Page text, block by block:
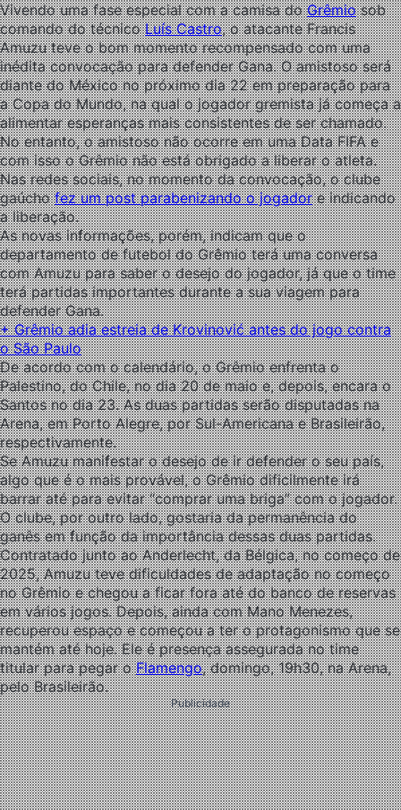
Vivendo uma fase especial com a camisa doGrêmiosob
comando do técnicoLuís Castro, o atacante Francis
Amuzu teve o bom momento recompensado com uma
inédita convocação para defender Gana. O amistoso será
diante do México no próximo dia 22 em preparação para
a Copa do Mundo, na qual o jogador gremista já começa a
alimentar esperanças mais consistentes de ser chamado.
No entanto, o amistoso não ocorre em uma Data FIFA e
com isso o Grêmio não está obrigado a liberar o atleta.
Nas redes sociais, no momento da convocação, o clube
gaúchofez um post parabenizando o jogadore indicando
a liberação.
As novas informações, porém, indicam que o
departamento de futebol do Grêmio terá uma conversa
com Amuzu para saber o desejo do jogador, já que o time
terá partidas importantes durante a sua viagem para
defender Gana.
+ Grêmio adia estreia de Krovinović antes do jogo contra
o São Paulo
De acordo com o calendário, o Grêmio enfrenta o
Palestino, do Chile, no dia 20 de maio e, depois, encara o
Santos no dia 23. As duas partidas serão disputadas na
Arena, em Porto Alegre, por Sul-Americana e Brasileirão,
respectivamente.
Se Amuzu manifestar o desejo de ir defender o seu país,
algo que é o mais provável, o Grêmio dificilmente irá
barrar até para evitar “comprar uma briga” com o jogador.
O clube, por outro lado, gostaria da permanência do
ganês em função da importância dessas duas partidas.
Contratado junto ao Anderlecht, da Bélgica, no começo de
2025, Amuzu teve dificuldades de adaptação no começo
no Grêmio e chegou a ficar fora até do banco de reservas
em vários jogos. Depois, ainda com Mano Menezes,
recuperou espaço e começou a ter o protagonismo que se
mantém até hoje. Ele é presença assegurada no time
titular para pegar oFlamengo, domingo, 19h30, na Arena,
pelo Brasileirão.
Publicidade